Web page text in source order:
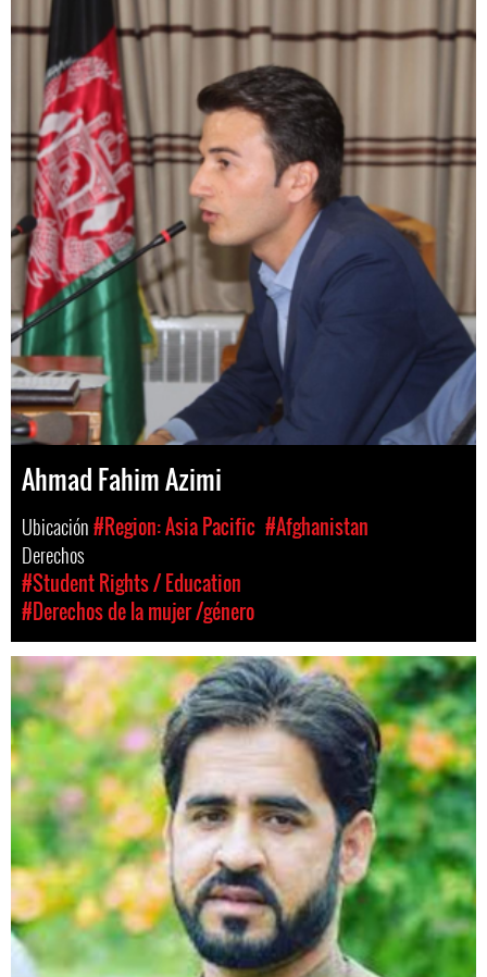
Ahmad Fahim Azimi
Ubicación#Region: Asia Pacific #Afghanistan
Derechos
#Student Rights / Education
#Derechos de la mujer /género